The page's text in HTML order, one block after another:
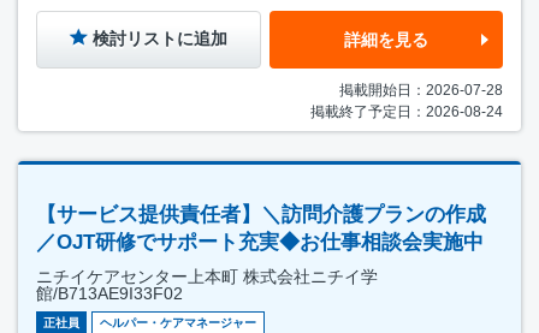
検討リストに追加 詳細を見る
掲載開始日：2026-07-28
掲載終了予定日：2026-08-24
【サービス提供責任者】＼訪問介護プランの作成
／OJT研修でサポート充実◆お仕事相談会実施中
ニチイケアセンター上本町 株式会社ニチイ学
館/B713AE9I33F02
正社員 ヘルパー・ケアマネージャー